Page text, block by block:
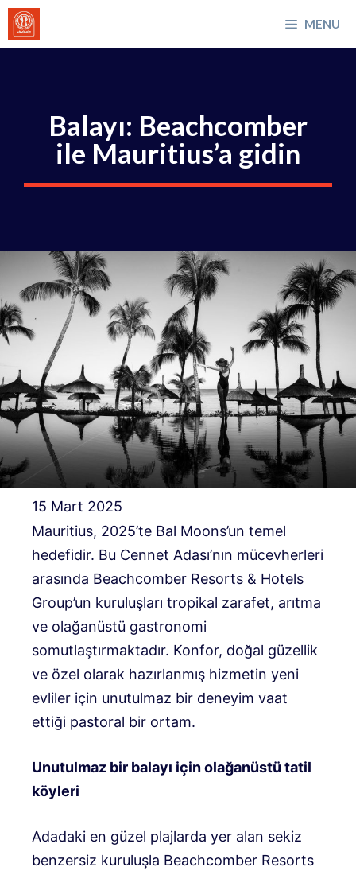
İçeriğe
atla
MENU
Balayı: Beachcomber
ile Mauritius’a gidin
15 Mart 2025
Mauritius, 2025’te Bal Moons’un temel
hedefidir. Bu Cennet Adası’nın mücevherleri
arasında Beachcomber Resorts & Hotels
Group’un kuruluşları tropikal zarafet, arıtma
ve olağanüstü gastronomi
somutlaştırmaktadır. Konfor, doğal güzellik
ve özel olarak hazırlanmış hizmetin yeni
evliler için unutulmaz bir deneyim vaat
ettiği pastoral bir ortam.
Unutulmaz bir balayı için olağanüstü tatil
köyleri
Adadaki en güzel plajlarda yer alan sekiz
benzersiz kuruluşla Beachcomber Resorts